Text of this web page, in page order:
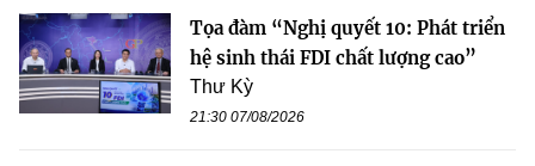
Tọa đàm “Nghị quyết 10: Phát triển
hệ sinh thái FDI chất lượng cao”
Thư Kỳ
21:30 07/08/2026